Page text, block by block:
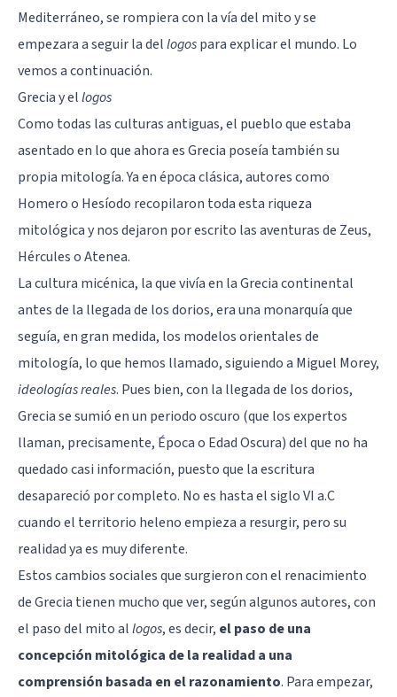
Mediterráneo, se rompiera con la vía del mito y se
empezara a seguir la dellogospara explicar el mundo. Lo
vemos a continuación.
Grecia y ellogos
Como todas las culturas antiguas, el pueblo que estaba
asentado en lo que ahora es Grecia poseía también su
propia mitología. Ya en época clásica, autores como
Homero o Hesíodo recopilaron toda esta riqueza
mitológica y nos dejaron por escrito las aventuras de Zeus,
Hércules o Atenea.
La cultura micénica, la que vivía en la Grecia continental
antes de la llegada de los dorios, era una monarquía que
seguía, en gran medida, los modelos orientales de
mitología, lo que hemos llamado, siguiendo a Miguel Morey,
ideologías reales. Pues bien, con la llegada de los dorios,
Grecia se sumió en un periodo oscuro (que los expertos
llaman, precisamente, Época o Edad Oscura) del que no ha
quedado casi información, puesto que la escritura
desapareció por completo. No es hasta el siglo VI a.C
cuando el territorio heleno empieza a resurgir, pero su
realidad ya es muy diferente.
Estos cambios sociales que surgieron con el renacimiento
de Grecia tienen mucho que ver, según algunos autores, con
el paso del mito allogos, es decir, el paso de una
concepción mitológica de la realidad a una
comprensión basada en el razonamiento. Para empezar,